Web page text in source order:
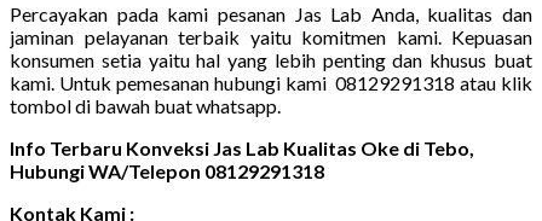
Percayakan pada kami pesanan Jas Lab Anda, kualitas dan
jaminan pelayanan terbaik yaitu komitmen kami. Kepuasan
konsumen setia yaitu hal yang lebih penting dan khusus buat
kami. Untuk pemesanan hubungi kami 08129291318 atau klik
tombol di bawah buat whatsapp.
Info Terbaru Konveksi Jas Lab Kualitas Oke di Tebo,
Hubungi WA/Telepon 08129291318
Kontak Kami :